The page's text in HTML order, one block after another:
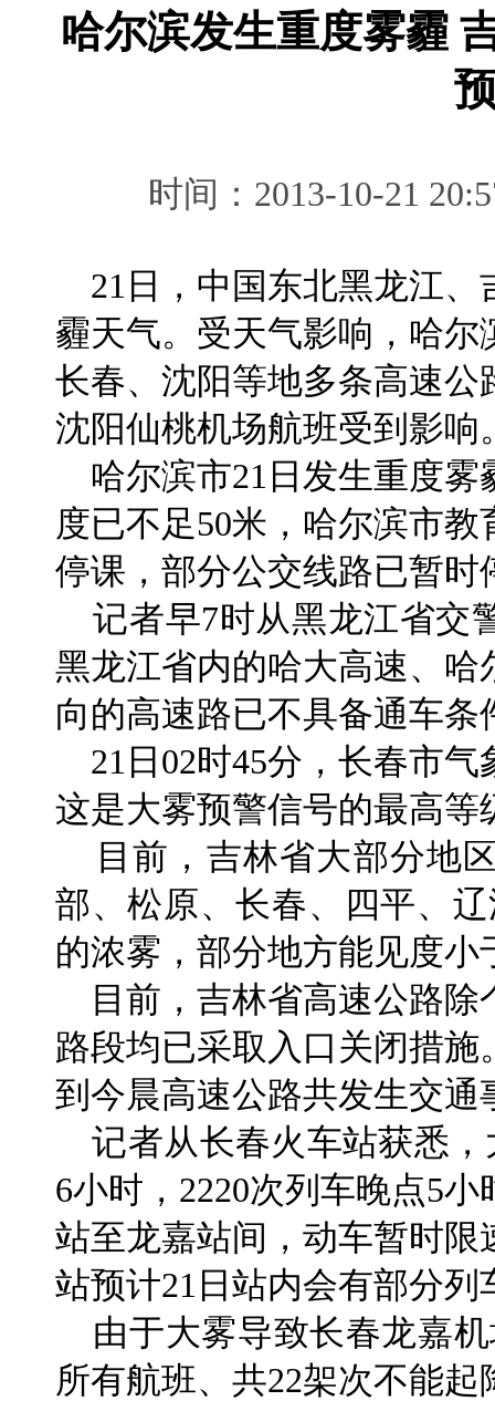
哈尔滨发生重度雾霾
时间：2013-10-21
21日，中国东北黑龙江、
霾天气。受天气影响，哈
长春、沈阳等地多条高速
沈阳仙桃机场航班受到影响
哈尔滨市21日发生重度雾
度已不足50米，哈尔滨市
停课，部分公交线路已暂
记者早7时从黑龙江省交
黑龙江省内的哈大高速、
向的高速路已不具备通车条
21日02时45分，长春市气
这是大雾预警信号的最高等
目前，吉林省大部分地
部、松原、长春、四平、
的浓雾，部分地方能见度小
目前，吉林省高速公路除
路段均已采取入口关闭措
到今晨高速公路共发生交通
记者从长春火车站获悉，
6小时，2220次列车晚点5
站至龙嘉站间，动车暂时限
站预计21日站内会有部分列
由于大雾导致长春龙嘉机
所有航班、共22架次不能起